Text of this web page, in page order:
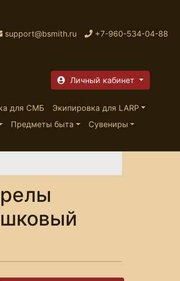
support@bsmith.ru +7-960-534-04-88
Личный кабинет
для СМБ
Экипировка для LARP
Предметы быта
Сувениры